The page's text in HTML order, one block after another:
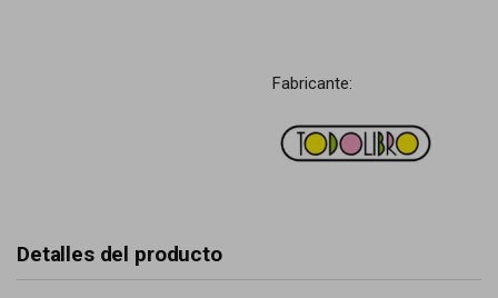
Fabricante:
Detalles del producto